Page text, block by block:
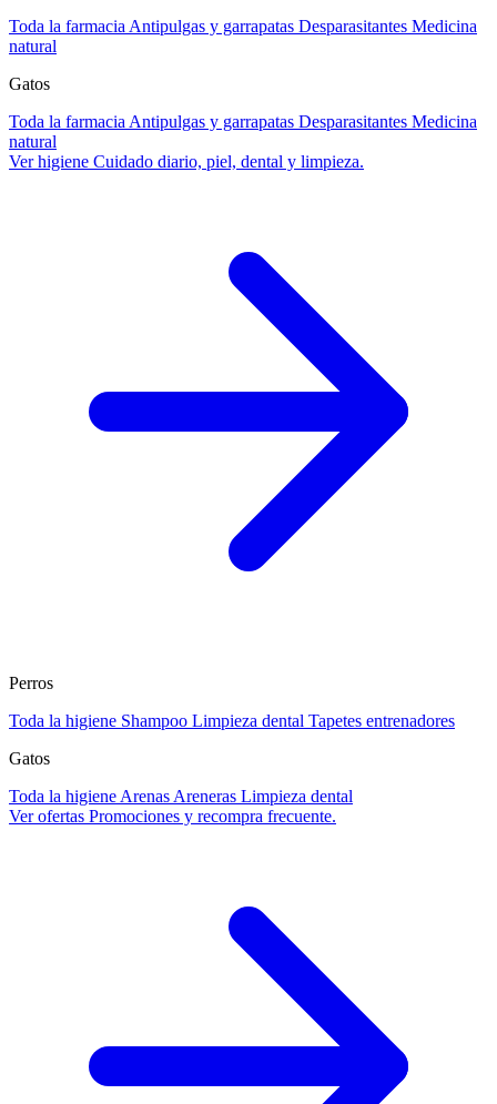
Toda la farmacia Antipulgas y garrapatas Desparasitantes Medicina
natural
Gatos
Toda la farmacia Antipulgas y garrapatas Desparasitantes Medicina
natural
Ver higiene Cuidado diario, piel, dental y limpieza.
Perros
Toda la higiene Shampoo Limpieza dental Tapetes entrenadores
Gatos
Toda la higiene Arenas Areneras Limpieza dental
Ver ofertas Promociones y recompra frecuente.